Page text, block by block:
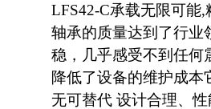
LFS42-C承载无限可能
轴承的质量达到了行业
稳，几乎感受不到任何
降低了设备的维护成
无可替代 设计合理、